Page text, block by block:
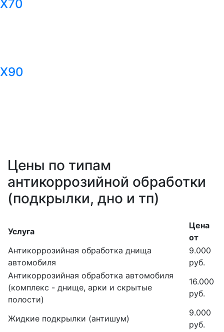
X70
X90
Цены по типам
антикоррозийной обработки
(подкрылки, дно и тп)
Услуга
Цена
от
Антикоррозийная обработка днища
автомобиля
9.000
руб.
Антикоррозийная обработка автомобиля
(комплекс - днище, арки и скрытые
полости)
16.000
руб.
Жидкие подкрылки (антишум)
9.000
руб.